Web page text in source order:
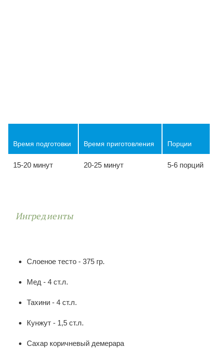
Время подготовки Время приготовления Порции
15-20 минут 20-25 минут 5-6 порций
Ингредиенты
Слоеное тесто - 375 гр.
Мед - 4 ст.л.
Тахини - 4 ст.л.
Кунжут - 1,5 ст.л.
Сахар коричневый демерара